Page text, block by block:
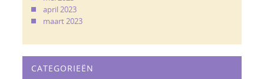
april 2023
maart 2023
CATEGORIEËN